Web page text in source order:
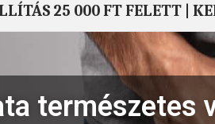
25 000 FT FELETT |
természetes